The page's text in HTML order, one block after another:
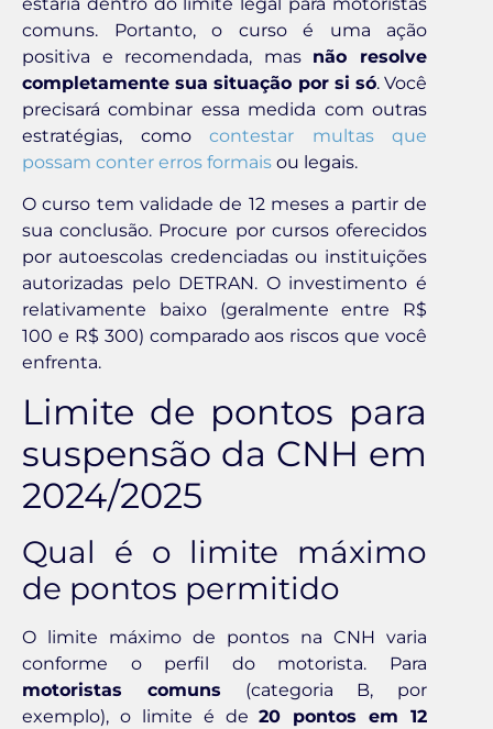
comuns. Portanto, o curso é uma ação
positiva e recomendada, mas não resolve
completamente sua situação por si só. Você
precisará combinar essa medida com outras
estratégias, como contestar multas que
possam conter erros formais ou legais.
O curso tem validade de 12 meses a partir de
sua conclusão. Procure por cursos oferecidos
por autoescolas credenciadas ou instituições
autorizadas pelo DETRAN. O investimento é
relativamente baixo (geralmente entre R$
100 e R$ 300) comparado aos riscos que você
enfrenta.
Limite de pontos para
suspensão da CNH em
2024/2025
Qual é o limite máximo
de pontos permitido
O limite máximo de pontos na CNH varia
conforme o perfil do motorista. Para
motoristas comuns (categoria B, por
exemplo), o limite é de20 pontos em 12